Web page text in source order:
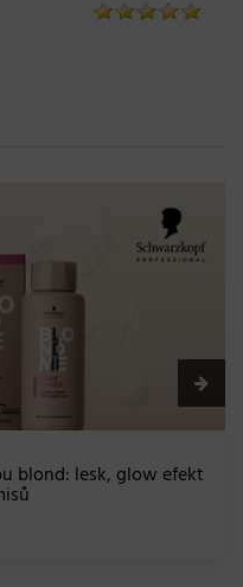
blond: lesk, glow efekt